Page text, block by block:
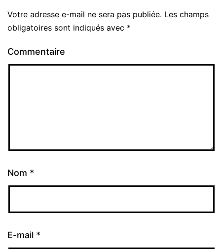
Votre adresse e-mail ne sera pas publiée. Les champs
obligatoires sont indiqués avec *
Commentaire
Nom *
E-mail *